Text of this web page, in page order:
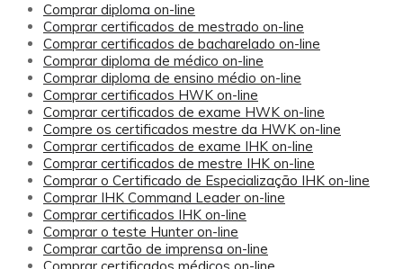
Comprar diploma on-line
Comprar certificados de mestrado on-line
Comprar certificados de bacharelado on-line
Comprar diploma de médico on-line
Comprar diploma de ensino médio on-line
Comprar certificados HWK on-line
Comprar certificados de exame HWK on-line
Compre os certificados mestre da HWK on-line
Comprar certificados de exame IHK on-line
Comprar certificados de mestre IHK on-line
Comprar o Certificado de Especialização IHK on-line
Comprar IHK Command Leader on-line
Comprar certificados IHK on-line
Comprar o teste Hunter on-line
Comprar cartão de imprensa on-line